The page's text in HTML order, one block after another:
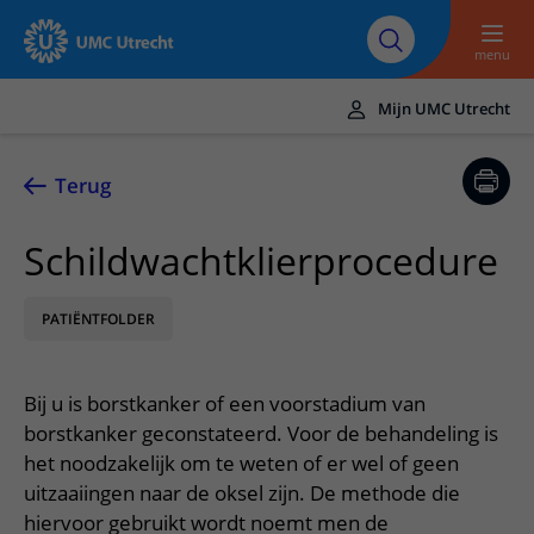
Naar hoofdinhoud
Over UMC
Utrecht
Research
Werken bij het UMC
Utrecht
menu
UMC Utrecht
Zorg en behandeling
Ziekten en aandoeningen
Poliklinieken
Verpleegafdelingen
Onze zorgverleners
Afspraak en opname
Bezoek aan de polikliniek
Opname in het ziekenhuis
Voorbereiding op uw afspraak
Op bezoek in het UMC Utrecht
Apotheek
Winkels en restaurants
Contact en route
Spoed
Contactgegevens
Verwijzers
Patiënt verwijzen
Mijn UMC Utrecht
Terug
Schildwachtklierprocedure
PATIËNTFOLDER
Bij u is borstkanker of een voorstadium van
borstkanker geconstateerd. Voor de behandeling is
het noodzakelijk om te weten of er wel of geen
uitzaaiingen naar de oksel zijn. De methode die
hiervoor gebruikt wordt noemt men de